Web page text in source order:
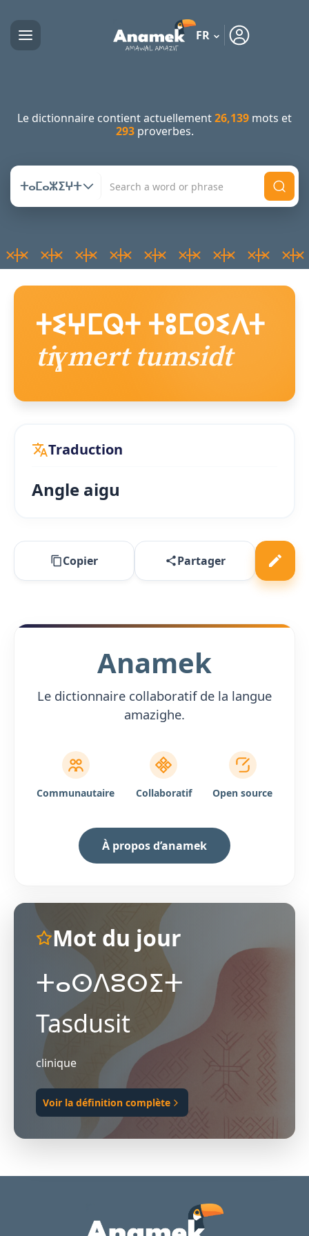
FR
Le dictionnaire contient actuellement26,139 mots et
293proverbes.
ⵜⴰⵎⴰⵣⵉⵖⵜ
ⵜⵉⵖⵎⵕⵜ ⵜⵓⵎⵙⵉⴷⵜ
tiɣmert tumsidt
Traduction
Angle aigu
Copier Partager
Anamek
Le dictionnaire collaboratif de la langue
amazighe.
Communautaire Collaboratif Open source
À propos d’anamek
Mot du jour
ⵜⴰⵙⴷⵓⵙⵉⵜ
Tasdusit
clinique
Voir la définition complète